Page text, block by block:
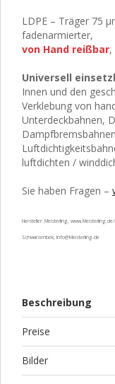
LDPE – Träger 75
fadenarmierter,
von Hand reißbar,
Universell
Innen und den
Verklebung von
Unterdeckbahnen,
luftdichten /
Sie haben Fragen –
Hersteller: Meisterling,
Schwarzenbek, Info@Meisterling.de
Beschreibung
Preise
Bilder